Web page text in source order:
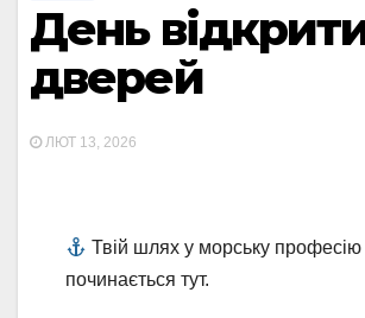
День
дверей
ЛЮТ 13, 2026
Твій шлях у морську професію
починається тут.